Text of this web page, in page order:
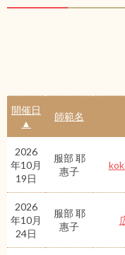
開催日
▲
師範名
2026
年10月
19日
服部 耶
惠子
2026
年10月
24日
服部 耶
惠子